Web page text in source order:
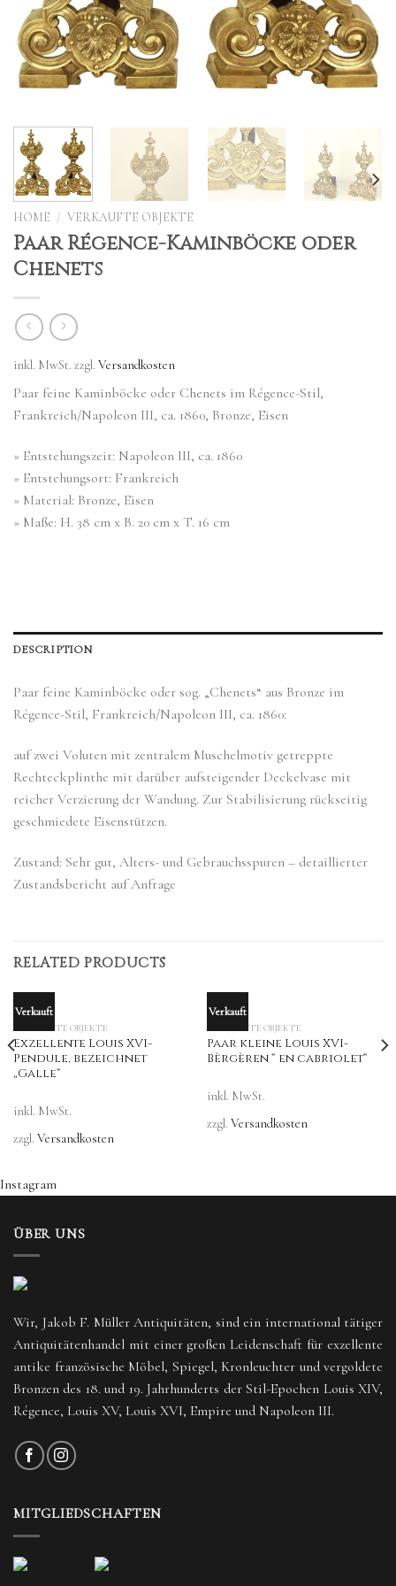
HOME / VERKAUFTE OBJEKTE
Paar Régence-Kaminböcke oder
Chenets
inkl. MwSt. zzgl. Versandkosten
Paar feine Kaminböcke oder Chenets im Régence-Stil,
Frankreich/Napoleon III, ca. 1860, Bronze, Eisen
» Entstehungszeit: Napoleon III, ca. 1860
» Entstehungsort: Frankreich
» Material: Bronze, Eisen
» Maße: H. 38 cm x B. 20 cm x T. 16 cm
DESCRIPTION
Paar feine Kaminböcke oder sog. „Chenets“ aus Bronze im
Régence-Stil, Frankreich/Napoleon III, ca. 1860:
auf zwei Voluten mit zentralem Muschelmotiv getreppte
Rechteckplinthe mit darüber aufsteigender Deckelvase mit
reicher Verzierung der Wandung. Zur Stabilisierung rückseitig
geschmiedete Eisenstützen.
Zustand: Sehr gut, Alters- und Gebrauchsspuren – detaillierter
Zustandsbericht auf Anfrage
RELATED PRODUCTS
Verkauft
OUT OF STOCK
VERKAUFTE OBJEKTE
Exzellente Louis XVI-
Pendule, bezeichnet
„Galle“
inkl. MwSt.
zzgl. Versandkosten
Verkauft
OUT OF STOCK
VERKAUFTE OBJEKTE
Paar kleine Louis XVI-
Bèrgèren “ en cabriolet“
inkl. MwSt.
zzgl. Versandkosten
Instagram
ÜBER UNS
Wir, Jakob F. Müller Antiquitäten, sind ein international tätiger
Antiquitätenhandel mit einer großen Leidenschaft für exzellente
antike französische Möbel, Spiegel, Kronleuchter und vergoldete
Bronzen des 18. und 19. Jahrhunderts der Stil-Epochen Louis XIV,
Régence, Louis XV, Louis XVI, Empire und Napoleon III.
MITGLIEDSCHAFTEN